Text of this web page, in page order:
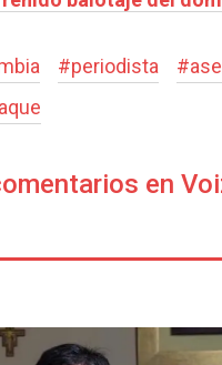
#periodista #
en